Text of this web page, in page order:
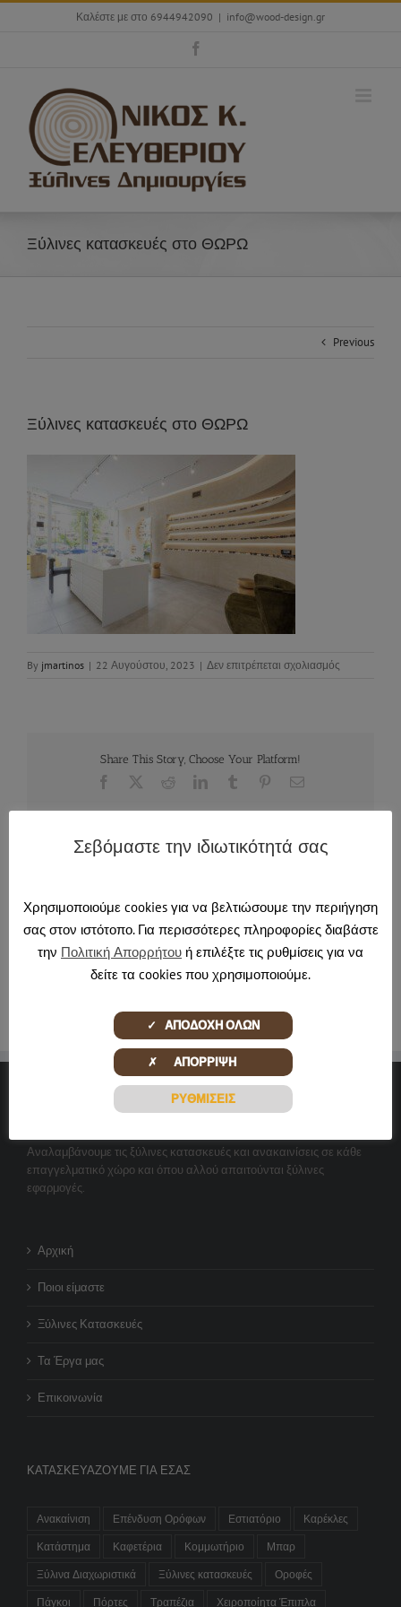
Skip
Καλέστε με στο 6944942090 | info@wood-design.gr
Ξύλινες κατασκευές στο ΘΩΡΩ
Previous
Ξύλινες κατασκευές στο ΘΩΡΩ
By jmartinos | 22 Αυγούστου, 2023 | Δεν επιτρέπεται σχολιασμός
Share This Story, Choose Your Platform!
Facebook RedditLinkedInTumblr PinterestEmail
ΞΎΛΙΝΕΣ ΔΗΜΙΟΥΡΓΊΕΣ
Αναλαμβάνουμε τις ξύλινες κατασκευές και ανακαινίσεις σε κάθε
επαγγελματικό χώρο και όπου αλλού απαιτούνται ξύλινες
εφαρμογές.
Αρχική
Ποιοι είμαστε
Ξύλινες Κατασκευές
Τα Έργα μας
Επικοινωνία
ΚΑΤΑΣΚΕΥΆΖΟΥΜΕ ΓΙΑ ΕΣΆΣ
Ανακαίνιση Επένδυση Ορόφων Εστιατόριο Καρέκλες
Κατάστημα Καφετέρια Κομμωτήριο Μπαρ
Ξύλινα Διαχωριστικά Ξύλινες κατασκευές Οροφές
Πάγκοι Πόρτες Τραπέζια Χειροποίητα Έπιπλα
Σεβόμαστε την ιδιωτικότητά σας
Χρησιμοποιούμε cookies για να βελτιώσουμε την περιήγηση
σας στον ιστότοπο. Για περισσότερες πληροφορίες διαβάστε
την Πολιτική Απορρήτου ή επιλέξτε τις ρυθμίσεις για να
δείτε τα cookies που χρησιμοποιούμε.
ΡΥΘΜΙΣΕΙΣ
✓ ΑΠΟΔΟΧΗ ΟΛΩΝ
✗ ΑΠΟΡΡΙΨΗ